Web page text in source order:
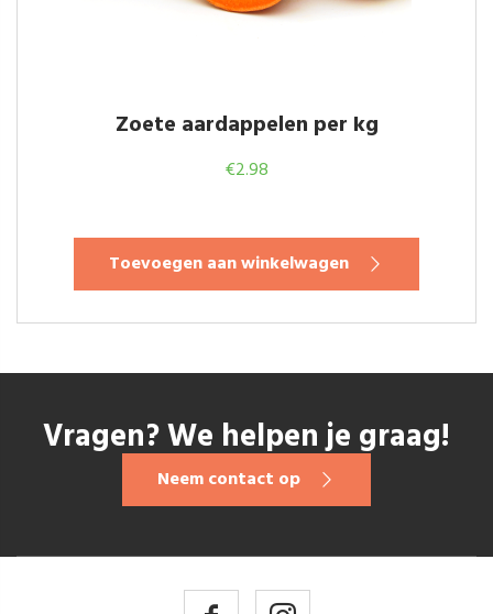
Zoete aardappelen per kg
€2.98
Toevoegen aan winkelwagen
Vragen? We helpen je graag!
Neem contact op